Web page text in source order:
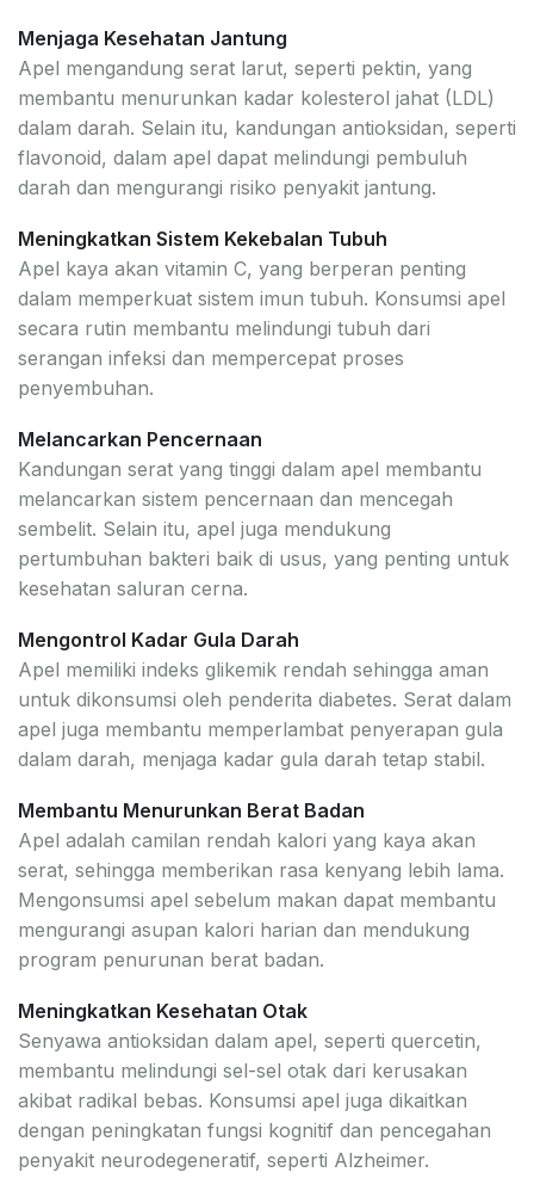
Menjaga Kesehatan Jantung
Apel mengandung serat larut, seperti pektin, yang
membantu menurunkan kadar kolesterol jahat (LDL)
dalam darah. Selain itu, kandungan antioksidan, seperti
flavonoid, dalam apel dapat melindungi pembuluh
darah dan mengurangi risiko penyakit jantung.
Meningkatkan Sistem Kekebalan Tubuh
Apel kaya akan vitamin C, yang berperan penting
dalam memperkuat sistem imun tubuh. Konsumsi apel
secara rutin membantu melindungi tubuh dari
serangan infeksi dan mempercepat proses
penyembuhan.
Melancarkan Pencernaan
Kandungan serat yang tinggi dalam apel membantu
melancarkan sistem pencernaan dan mencegah
sembelit. Selain itu, apel juga mendukung
pertumbuhan bakteri baik di usus, yang penting untuk
kesehatan saluran cerna.
Mengontrol Kadar Gula Darah
Apel memiliki indeks glikemik rendah sehingga aman
untuk dikonsumsi oleh penderita diabetes. Serat dalam
apel juga membantu memperlambat penyerapan gula
dalam darah, menjaga kadar gula darah tetap stabil.
Membantu Menurunkan Berat Badan
Apel adalah camilan rendah kalori yang kaya akan
serat, sehingga memberikan rasa kenyang lebih lama.
Mengonsumsi apel sebelum makan dapat membantu
mengurangi asupan kalori harian dan mendukung
program penurunan berat badan.
Meningkatkan Kesehatan Otak
Senyawa antioksidan dalam apel, seperti quercetin,
membantu melindungi sel-sel otak dari kerusakan
akibat radikal bebas. Konsumsi apel juga dikaitkan
dengan peningkatan fungsi kognitif dan pencegahan
penyakit neurodegeneratif, seperti Alzheimer.